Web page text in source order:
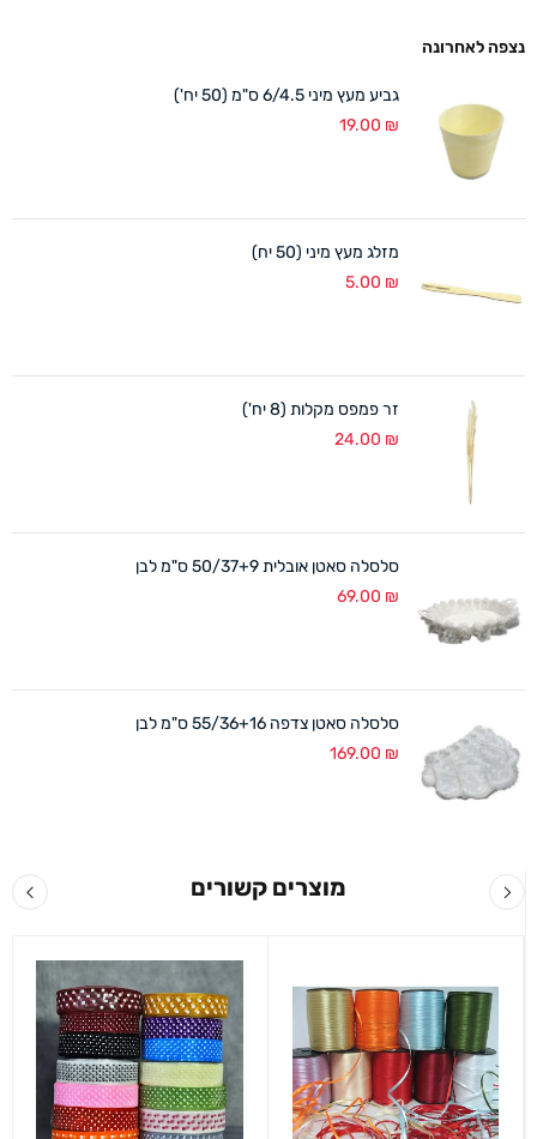
נצפה לאחרונה
גביע מעץ מיני 6/4.5 ס"מ (50 יח')
19.00 ₪
מזלג מעץ מיני (50 יח)
5.00 ₪
זר פמפס מקלות (8 יח')
24.00 ₪
סלסלה סאטן אובלית 50/37+9 ס"מ לבן
69.00 ₪
סלסלה סאטן צדפה 55/36+16 ס"מ לבן
169.00 ₪
מוצרים קשורים